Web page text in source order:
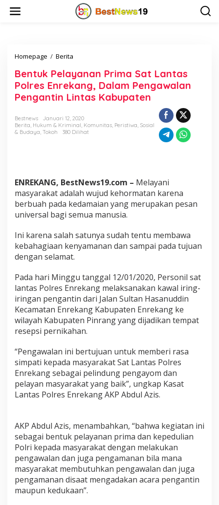
Homepage / Berita
n
t
u
k
e
l
a
n
P
r
i
m
S
a
t
L
n
t
a
s
P
o
l
e
s
E
n
r
k
g
,
D
a
l
a
m
P
e
Bentuk Pelayanan Prima Sat Lantas
Polres Enrekang, Dalam Pengawalan
Pengantin Lintas Kabupaten
Bestnews
Januari 12, 2020
Berita, Hukum & Kriminal, Komunitas, Peristiwa, Sosial
& Budaya, Tokoh 380 Dilihat
ENREKANG, BestNews19.com – Melayani
masyarakat adalah wujud kehormatan karena
berbuah pada kedamaian yang merupakan pesan
universal bagi semua manusia.
Ini karena salah satunya sudah tentu membawa
kebahagiaan kenyamanan dan sampai pada tujuan
dengan selamat.
Pada hari Minggu tanggal 12/01/2020, Personil sat
lantas Polres Enrekang melaksanakan kawal iring-
iringan pengantin dari Jalan Sultan Hasanuddin
Kecamatan Enrekang Kabupaten Enrekang ke
wilayah Kabupaten Pinrang yang dijadikan tempat
resepsi pernikahan.
“Pengawalan ini bertujuan untuk memberi rasa
simpati kepada masyarakat Sat Lantas Polres
Enrekang sebagai pelindung pengayom dan
pelayan masyarakat yang baik”, ungkap Kasat
Lantas Polres Enrekang AKP Abdul Azis.
AKP Abdul Azis, menambahkan, “bahwa kegiatan ini
sebagai bentuk pelayanan prima dan kepedulian
Polri kepada masyarakat dengan melakukan
pengawalan dan juga pengamanan bila mana
masyarakat membutuhkan pengawalan dan juga
pengamanan disaat mengadakan acara pengantin
maupun kedukaan”.